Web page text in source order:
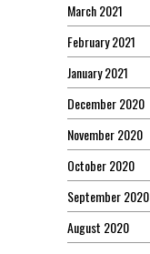
March 2021
February 2021
January 2021
December 2020
November 2020
October 2020
September 2020
August 2020